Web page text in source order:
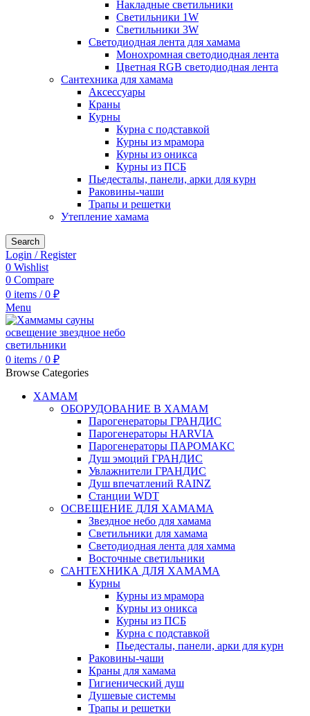
Накладные светильники
Светильники 1W
Светильники 3W
Светодиодная лента для хамама
Монохромная светодиодная лента
Цветная RGB светодиодная лента
Сантехника для хамама
Аксессуары
Краны
Курны
Курна с подставкой
Курны из мрамора
Курны из оникса
Курны из ПСБ
Пьедесталы, панели, арки для курн
Раковины-чаши
Трапы и решетки
Утепление хамама
Search
Login / Register
0 Wishlist
0 Compare
0 items / 0 ₽
Menu
0 items / 0 ₽
Browse Categories
ХАМАМ
ОБОРУДОВАНИЕ В ХАМАМ
Парогенераторы ГРАНДИС
Парогенераторы HARVIA
Парогенераторы ПАРОМАКС
Душ эмоций ГРАНДИС
Увлажнители ГРАНДИС
Душ впечатлений RAINZ
Станции WDT
ОСВЕЩЕНИЕ ДЛЯ ХАМАМА
Звездное небо для хамама
Светильники для хамама
Светодиодная лента для хамма
Восточные светильники
САНТЕХНИКА ДЛЯ ХАМАМА
Курны
Курны из мрамора
Курны из оникса
Курны из ПСБ
Курна с подставкой
Пьедесталы, панели, арки для курн
Раковины-чаши
Краны для хамама
Гигиенический душ
Душевые системы
Трапы и решетки